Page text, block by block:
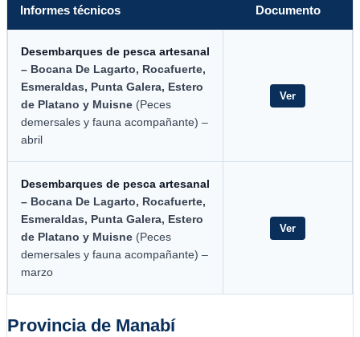
Informes técnicos Documento
Desembarques de pesca artesanal
– Bocana De Lagarto, Rocafuerte,
Esmeraldas, Punta Galera, Estero
de Platano y Muisne (Peces
demersales y fauna acompañante) –
abril
Ver
Desembarques de pesca artesanal
– Bocana De Lagarto, Rocafuerte,
Esmeraldas, Punta Galera, Estero
de Platano y Muisne (Peces
demersales y fauna acompañante) –
marzo
Ver
Provincia de Manabí